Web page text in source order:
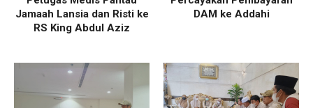
Jamaah Lansia dan Risti ke
RS King Abdul Aziz
DAM ke Addahi